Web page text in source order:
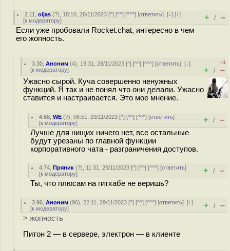
2.11 ,oljas (?), 18:10, 28/11/2023 [^] [^^] [^^^] [ответить][↓] [↑]
[к модератору] + / –
Если уже пробовали Rocket.chat, интересно в чем
его жопность.
3.30 ,Аноним (4), 19:31, 28/11/2023 [^] [^^] [^^^] [ответить][↓]
[к модератору]
–1
+ / –
Ужасно сырой. Куча совершенно ненужных
функций. Я так и не понял что они делали. Ужасно
ставится и настраивается. Это мое мнение.
4.68 ,WE (?), 06:51, 29/11/2023 [^] [^^] [^^^] [ответить]
[к модератору] + / –
Лучше для нищих ничего нет, все остальные
будут урезаны по главной функции
корпоративного чата - разграничения доступов.
4.74 ,Пряник (?), 11:31, 29/11/2023 [^] [^^] [^^^] [ответить]
[к модератору] + / –
Ты, что плюсам на гитхабе не веришь?
3.96 ,Аноним (96), 22:11, 29/11/2023 [^] [^^] [^^^] [ответить][↑]
[к модератору] + / –
> жопность
Питон 2 — в сервере, электрон — в клиенте